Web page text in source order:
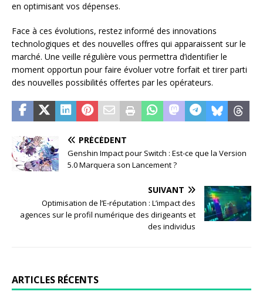
en optimisant vos dépenses.
Face à ces évolutions, restez informé des innovations
technologiques et des nouvelles offres qui apparaissent sur le
marché. Une veille régulière vous permettra d’identifier le
moment opportun pour faire évoluer votre forfait et tirer parti
des nouvelles possibilités offertes par les opérateurs.
PRÉCÉDENT
Genshin Impact pour Switch : Est-ce que la Version
5.0 Marquera son Lancement ?
SUIVANT
Optimisation de l’E-réputation : L’impact des
agences sur le profil numérique des dirigeants et
des individus
ARTICLES RÉCENTS